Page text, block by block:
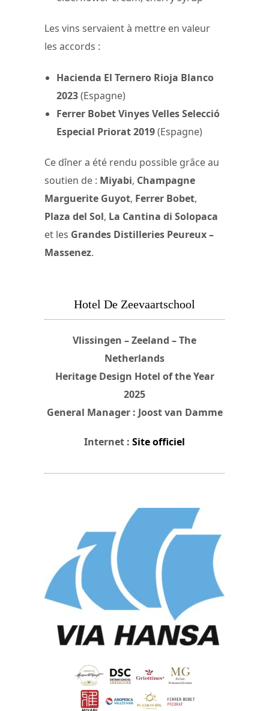
Les vins servaient à mettre en valeur
les accords :
Hacienda El Ternero Rioja Blanco
2023(Espagne)
Ferrer Bobet Vinyes Velles Selecció
Especial Priorat 2019(Espagne)
Ce dîner a été rendu possible grâce au
soutien de : Miyabi, Champagne
Marguerite Guyot, Ferrer Bobet,
Plaza del Sol, La Cantina di Solopaca
et les Grandes Distilleries Peureux –
Massenez.
Hotel De Zeevaartschool
Vlissingen – Zeeland – The
Netherlands
Heritage Design Hotel of the Year
2025
General Manager : Joost van Damme
Internet : Site officiel